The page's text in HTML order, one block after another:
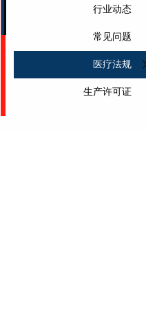
行业动态
常见问题
医疗法规
生产许可证